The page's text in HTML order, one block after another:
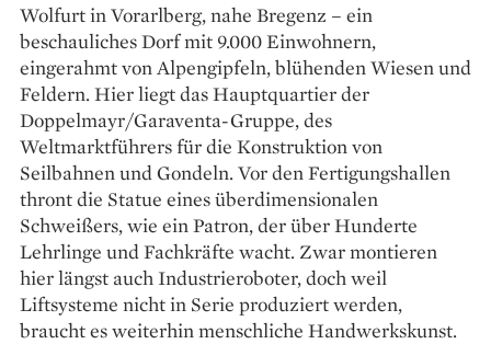
Wolfurt in Vorarlberg, nahe Bregenz – ein
beschauliches Dorf mit 9.000 Einwohnern,
eingerahmt von Alpengipfeln, blühenden Wiesen und
Feldern. Hier liegt das Hauptquartier der
Doppelmayr/Garaventa-Gruppe, des
Weltmarktführers für die Konstruktion von
Seilbahnen und Gondeln. Vor den Fertigungs­hallen
thront die Statue eines überdimensionalen
Schweißers, wie ein Patron, der über Hunderte
Lehrlinge und Fachkräfte wacht. Zwar montieren
hier längst auch Industrieroboter, doch weil
Liftsysteme nicht in Serie produziert werden,
braucht es weiterhin menschliche Handwerkskunst.